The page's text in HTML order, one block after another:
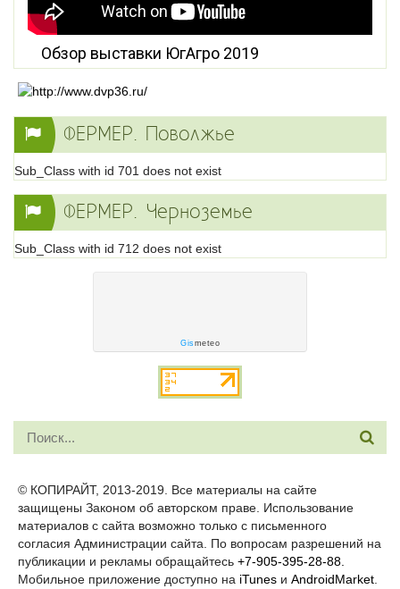
Обзор выставки ЮгАгро 2019
ФЕРМЕР. Поволжье
Sub_Class with id 701 does not exist
ФЕРМЕР. Черноземье
Sub_Class with id 712 does not exist
Gismeteo
© КОПИРАЙТ, 2013-2019. Все материалы на сайте
защищены Законом об авторском праве. Использование
материалов с сайта возможно только с письменного
согласия Администрации сайта. По вопросам разрешений на
публикации и рекламы обращайтесь +7-905-395-28-88.
Мобильное приложение доступно на iTunes и AndroidMarket.